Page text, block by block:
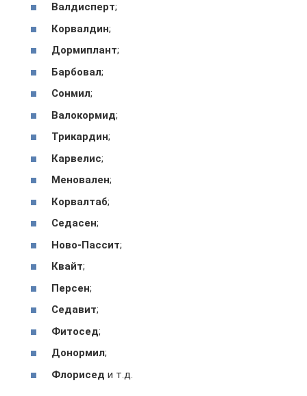
Валдисперт;
Корвалдин;
Дормиплант;
Барбовал;
Сонмил;
Валокормид;
Трикардин;
Карвелис;
Меновален;
Корвалтаб;
Седасен;
Ново-Пассит;
Квайт;
Персен;
Седавит;
Фитосед;
Донормил;
Флорисед и т.д.